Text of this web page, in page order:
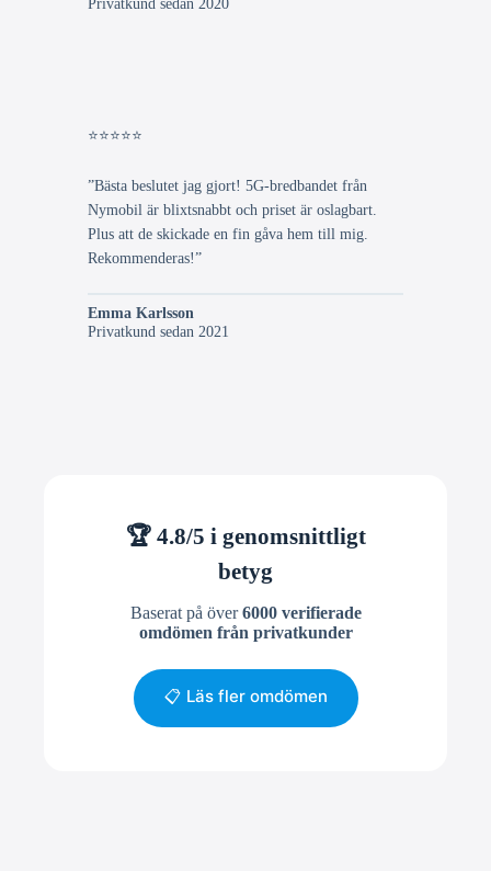
⭐⭐⭐⭐⭐
”Bästa beslutet jag gjort! 5G-bredbandet från
Nymobil är blixtsnabbt och priset är oslagbart.
Plus att de skickade en fin gåva hem till mig.
Rekommenderas!”
Emma Karlsson
Privatkund sedan 2021
🏆 4.8/5 i genomsnittligt
betyg
Baserat på över6000 verifierade
omdömen från privatkunder
📋 Läs fler omdömen